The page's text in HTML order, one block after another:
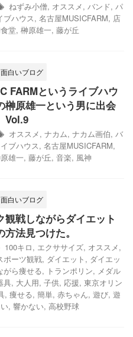
ねずみ小僧, オススメ, バンド, パ
ブハウス, 名古屋MUSICFARM, 店
堂, 榊原雄一, 藤が丘
面白いブログ
FARMというライブハウ
榊原雄一という男に出会
Vol.9
オススメ, ナカム, ナカム画伯, バ
ブハウス, 名古屋MUSICFARM,
雄一, 藤が丘, 音楽, 風神
面白いブログ
観戦しながらダイエット
法見つけた。
100キロ, エクササイズ, オススメ,
ポーツ観戦, ダイエット , ダイエッ
がら痩せる, トランポリン, メダル
具, 大人用, 子供, 応援, 東京オリン
, 痩せる, 簡単, 赤ちゃん, 遊び, 遊
, 響かない, 高校野球